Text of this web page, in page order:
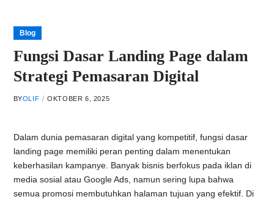
Blog
Fungsi Dasar Landing Page dalam
Strategi Pemasaran Digital
BYOLIF OKTOBER 6, 2025
Dalam dunia pemasaran digital yang kompetitif, fungsi dasar
landing page memiliki peran penting dalam menentukan
keberhasilan kampanye. Banyak bisnis berfokus pada iklan di
media sosial atau Google Ads, namun sering lupa bahwa
semua promosi membutuhkan halaman tujuan yang efektif. Di